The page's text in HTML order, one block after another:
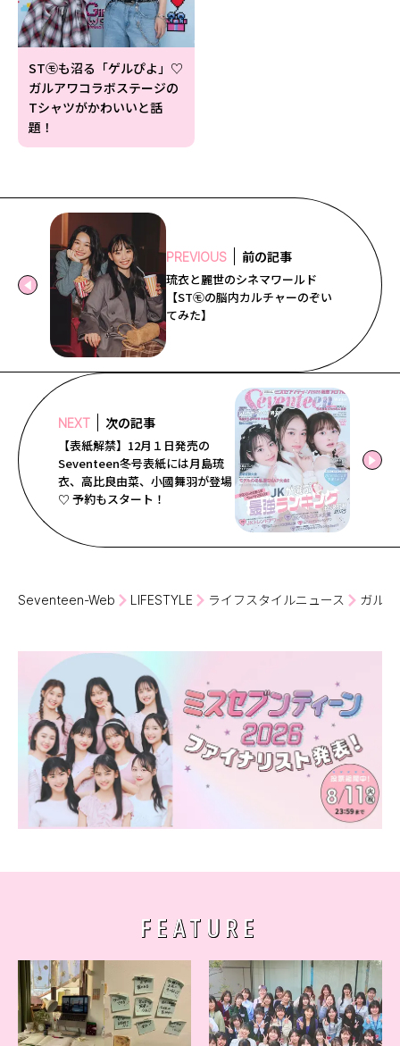
ST㋲も沼る「ゲルぴよ」♡
ガルアワコラボステージの
Tシャツがかわいいと話
題！
PREVIOUS 前の記事
琉衣と麗世のシネマワールド
【ST㋲の脳内カルチャーのぞい
てみた】
NEXT 次の記事
【表紙解禁】12月１日発売の
Seventeen冬号表紙には月島琉
衣、高比良由菜、小國舞羽が登場
♡ 予約もスタート！
Seventeen-Web LIFESTYLE ライフスタイルニュース ガル
FEATURE